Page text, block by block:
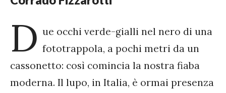
D ue occhi verde-gialli nel nero di una
fototrappola, a pochi metri da un
cassonetto: così comincia la nostra fiaba
moderna. Il lupo, in Italia, è ormai presenza